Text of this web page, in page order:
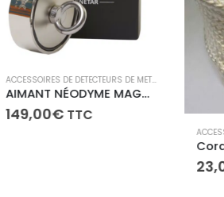
ACCESSOIRES DE DETECTEURS DE METAUX ,PECHE À L'AIMANT
AIMANT NÉODYME MAGNETAR BULLDOG 880 KG (2×440)
TTC
TTC